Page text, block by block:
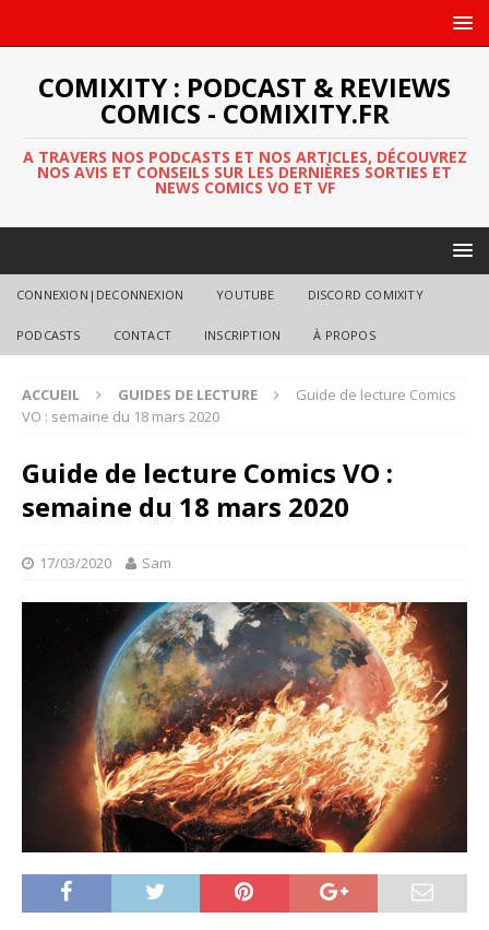
COMIXITY : PODCAST & REVIEWS
COMICS - COMIXITY.FR
A TRAVERS NOS PODCASTS ET NOS ARTICLES, DÉCOUVREZ
NOS AVIS ET CONSEILS SUR LES DERNIÈRES SORTIES ET
NEWS COMICS VO ET VF
CONNEXION|DECONNEXION YOUTUBE DISCORD COMIXITY
PODCASTS CONTACT INSCRIPTION À PROPOS
ACCUEIL GUIDES DE LECTURE
Guide de lecture Comics
VO : semaine du 18 mars 2020
Guide de lecture Comics VO :
semaine du 18 mars 2020
17/03/2020 Sam